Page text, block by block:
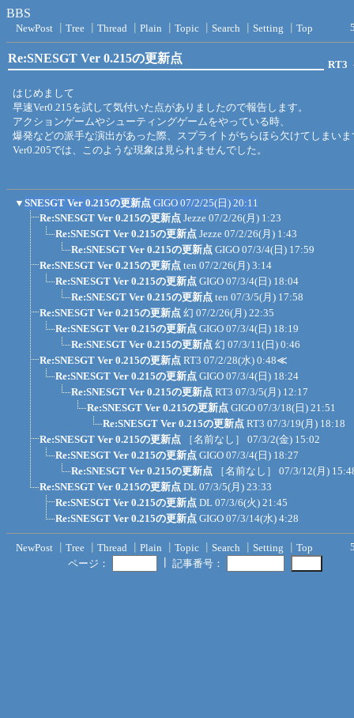
BBS
NewPost Tree Thread Plain Topic Search Setting Top
Re:SNESGT Ver 0.215の更新点 RT3
はじめまして
早速Ver0.215を試して気付いた点がありましたので報告します。
アクションゲームやシューティングゲームをやっている時、
爆発などの派手な演出があった際、スプライトがちらほら欠けてしまいま
Ver0.205では、このような現象は見られませんでした。
▼ SNESGT Ver 0.215の更新点 GIGO 07/2/25(日) 20:11
Re:SNESGT Ver 0.215の更新点 Jezze 07/2/26(月) 1:23
Re:SNESGT Ver 0.215の更新点 Jezze 07/2/26(月) 1:43
Re:SNESGT Ver 0.215の更新点 GIGO 07/3/4(日) 17:59
Re:SNESGT Ver 0.215の更新点 ten 07/2/26(月) 3:14
Re:SNESGT Ver 0.215の更新点 GIGO 07/3/4(日) 18:04
Re:SNESGT Ver 0.215の更新点 ten 07/3/5(月) 17:58
Re:SNESGT Ver 0.215の更新点 幻 07/2/26(月) 22:35
Re:SNESGT Ver 0.215の更新点 GIGO 07/3/4(日) 18:19
Re:SNESGT Ver 0.215の更新点 幻 07/3/11(日) 0:46
Re:SNESGT Ver 0.215の更新点 RT3 07/2/28(水) 0:48≪
Re:SNESGT Ver 0.215の更新点 GIGO 07/3/4(日) 18:24
Re:SNESGT Ver 0.215の更新点 RT3 07/3/5(月) 12:17
Re:SNESGT Ver 0.215の更新点 GIGO 07/3/18(日) 21:51
Re:SNESGT Ver 0.215の更新点 RT3 07/3/19(月) 18:18
Re:SNESGT Ver 0.215の更新点
［名前なし］
07/3/2(金) 15:02
Re:SNESGT Ver 0.215の更新点 GIGO 07/3/4(日) 18:27
Re:SNESGT Ver 0.215の更新点
［名前なし］
07/3/12(月)
Re:SNESGT Ver 0.215の更新点 DL 07/3/5(月) 23:33
Re:SNESGT Ver 0.215の更新点 DL 07/3/6(火) 21:45
Re:SNESGT Ver 0.215の更新点 GIGO 07/3/14(水) 4:28
NewPost Tree Thread Plain Topic Search Setting Top
ページ：
記事番号：